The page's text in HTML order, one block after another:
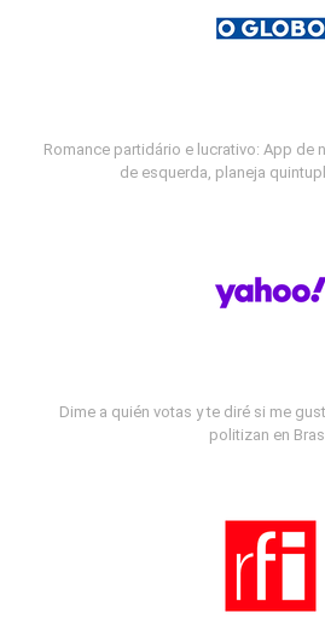
Romance partidário e lucrativo: App de
de esquerda, planeja
Dime a quién votas y te diré si me
politizan en